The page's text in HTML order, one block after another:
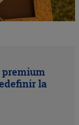
premium
la